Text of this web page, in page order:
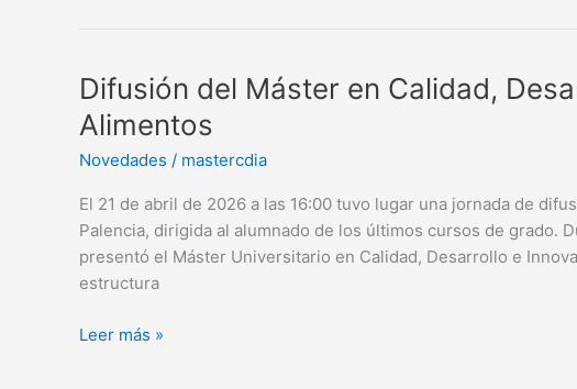
Difusión del Máster en Calidad,
Alimentos
Novedades / mastercdia
El 21 de abril de 2026 a las 16:00 tuvo lugar una jornada de
Palencia, dirigida al alumnado de los últimos cursos de grado.
presentó el Máster Universitario en Calidad, Desarrollo e
estructura
Difusión
Máster
en
Desarrollo
e
Innovación
de
Leer más »